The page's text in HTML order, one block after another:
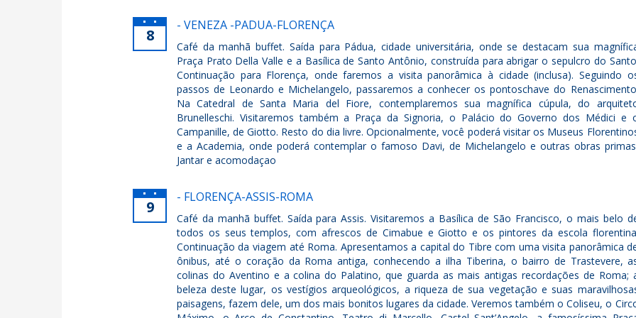
8
- VENEZA -PADUA-FLORENÇA
Café da manhã buffet. Saída para Pádua, cidade universitária, onde se destacam sua
Praça Prato Della Valle e a Basílica de Santo Antônio, construída para abrigar o sepulcro do
Continuação para Florença, onde faremos a visita panorâmica à cidade (inclusa). Seguindo
passos de Leonardo e Michelangelo, passaremos a conhecer os pontoschave do
Na Catedral de Santa Maria del Fiore, contemplaremos sua magnífica cúpula, do
Brunelleschi. Visitaremos também a Praça da Signoria, o Palácio do Governo dos Médici e
Campanille, de Giotto. Resto do dia livre. Opcionalmente, você poderá visitar os Museus
e a Academia, onde poderá contemplar o famoso Davi, de Michelangelo e outras obras
Jantar e acomodaçao
9
- FLORENÇA-ASSIS-ROMA
Café da manhã buffet. Saída para Assis. Visitaremos a Basílica de São Francisco, o mais belo
todos os seus templos, com afrescos de Cimabue e Giotto e os pintores da escola
Continuação da viagem até Roma. Apresentamos a capital do Tibre com uma visita panorâmica
ônibus, até o coração da Roma antiga, conhecendo a ilha Tiberina, o bairro de Trastevere,
colinas do Aventino e a colina do Palatino, que guarda as mais antigas recordações de Roma;
beleza deste lugar, os vestígios arqueológicos, a riqueza de sua vegetação e suas
paisagens, fazem dele, um dos mais bonitos lugares da cidade. Veremos também o Coliseu, o